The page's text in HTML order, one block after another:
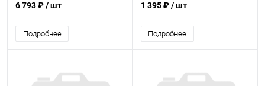
6 793 ₽/ шт
Подробнее
1 395 ₽/ шт
Подробнее